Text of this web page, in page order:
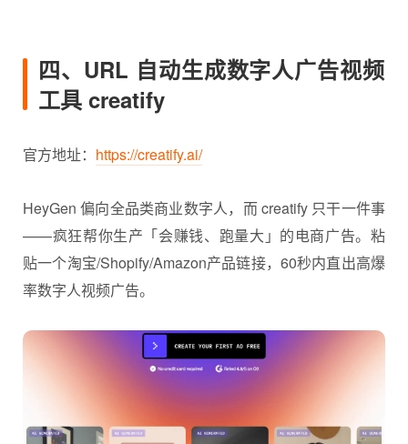
四、URL 自动生成数字人广告视频
工具 creatify
官方地址： https://creatify.ai/
HeyGen 偏向全品类商业数字人，而 creatify 只干一件事
——疯狂帮你生产「会赚钱、跑量大」的电商广告。粘
贴一个淘宝/Shopify/Amazon产品链接，60秒内直出高爆
率数字人视频广告。